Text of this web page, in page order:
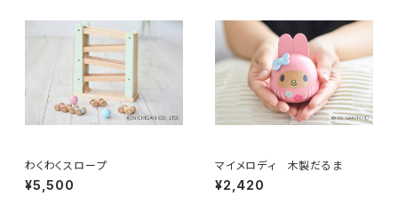
わくわくスロープ
¥5,500
マイメロディ 木製だるま
¥2,420